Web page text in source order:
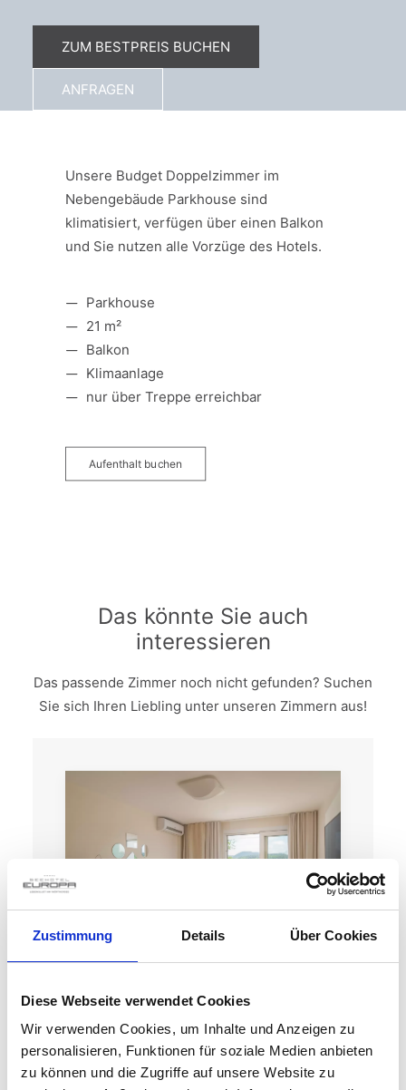
Zustimmung Details Über Cookies
Diese Webseite verwendet Cookies
Wir verwenden Cookies, um Inhalte und Anzeigen zu
personalisieren, Funktionen für soziale Medien anbieten
zu können und die Zugriffe auf unsere Website zu
ZUM BESTPREIS BUCHEN
ANFRAGEN
Alles auf einen Blick
Unsere Budget Doppelzimmer im
Nebengebäude Parkhouse sind
klimatisiert, verfügen über einen Balkon
und Sie nutzen alle Vorzüge des Hotels.
Parkhouse
21 m²
Balkon
Klimaanlage
nur über Treppe erreichbar
Aufenthalt buchen
Das könnte Sie auch
interessieren
Das passende Zimmer noch nicht gefunden? Suchen
Sie sich Ihren Liebling unter unseren Zimmern aus!
DZ SEEBLICK